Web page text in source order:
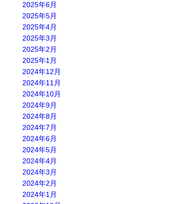
2025年6月
2025年5月
2025年4月
2025年3月
2025年2月
2025年1月
2024年12月
2024年11月
2024年10月
2024年9月
2024年8月
2024年7月
2024年6月
2024年5月
2024年4月
2024年3月
2024年2月
2024年1月